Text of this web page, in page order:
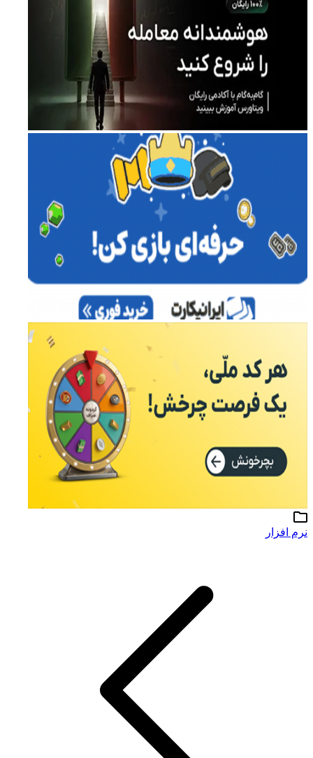
نرم افزار